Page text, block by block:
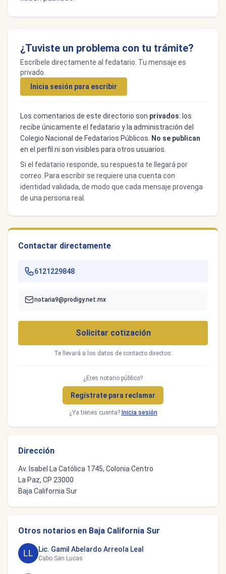
¿Tuviste un problema con tu trámite?
Escríbele directamente al fedatario. Tu mensaje es
privado.
Inicia sesión para escribir
Los comentarios de este directorio son privados: los
recibe únicamente el fedatario y la administración del
Colegio Nacional de Fedatarios Públicos.
No se publican
en el perfil ni son visibles para otros usuarios.
Si el fedatario responde, su respuesta te llegará por
correo. Para escribir se requiere una cuenta con
identidad validada, de modo que cada mensaje provenga
de una persona real.
Contactar directamente
6121229848
notaria9@prodigy.net.mx
Solicitar cotización
Te llevará a los datos de contacto directos.
¿Eres notario público?
Regístrate para reclamar
¿Ya tienes cuenta? Inicia sesión
Dirección
Av. Isabel La Católica 1745, Colonia Centro
La Paz, CP 23000
Baja California Sur
Otros notarios en Baja California Sur
Lic. Gamil Abelardo Arreola Leal
Cabo San Lucas